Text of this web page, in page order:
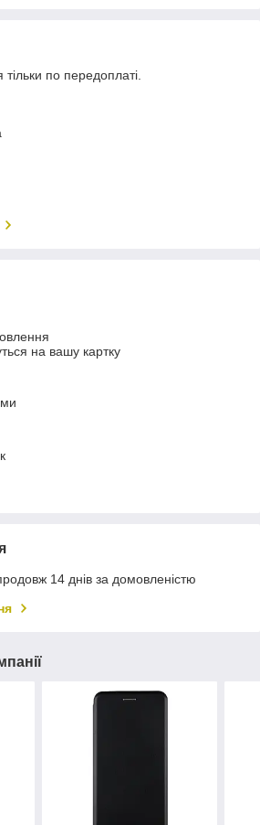
по передоплаті.
на вашу картку
14 днів за домовленістю